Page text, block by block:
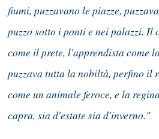
fiumi, puzzavano le piazze,
puzzo sotto i ponti e nei palazzi. Il
come il prete, l'apprendista come
puzzava tutta la nobiltà, perfino il
come un animale feroce, e la
capra, sia d'estate sia d'inverno."